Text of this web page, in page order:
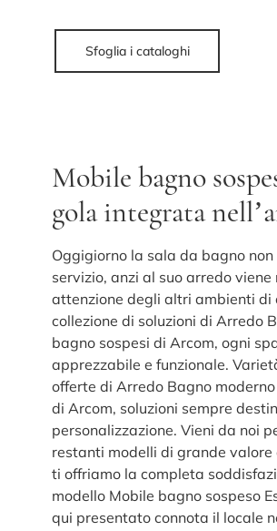
Sfoglia i cataloghi
Mobile bagno
gola integrata
Oggigiorno la sala da bagno
servizio, anzi al suo arredo
attenzione degli altri ambienti di
collezione di soluzioni di Arredo
bagno sospesi di Arcom, ogni
apprezzabile e funzionale.
offerte di Arredo Bagno
di Arcom, soluzioni sempre
personalizzazione. Vieni da noi
restanti modelli di grande
ti offriamo la completa
modello Mobile bagno sospeso
qui presentato connota il locale